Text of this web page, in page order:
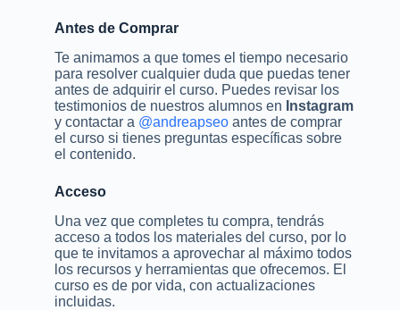
Antes de Comprar
Te animamos a que tomes el tiempo necesario
para resolver cualquier duda que puedas tener
antes de adquirir el curso. Puedes revisar los
testimonios de nuestros alumnos en Instagram
y contactar a @andreapseoantes de comprar
el curso si tienes preguntas específicas sobre
el contenido.
Acceso
Una vez que completes tu compra, tendrás
acceso a todos los materiales del curso, por lo
que te invitamos a aprovechar al máximo todos
los recursos y herramientas que ofrecemos. El
curso es de por vida, con actualizaciones
incluidas.